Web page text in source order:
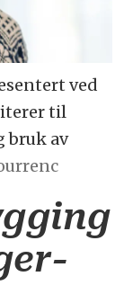
ved
til
bruk av